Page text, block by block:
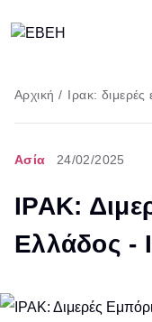
προς
κυρίως
περιεχόμενο
Breadcrumb
Αρχική / Ιρακ:
Ασία 24/02/2025
ΙΡΑΚ:
Ελλάδος -